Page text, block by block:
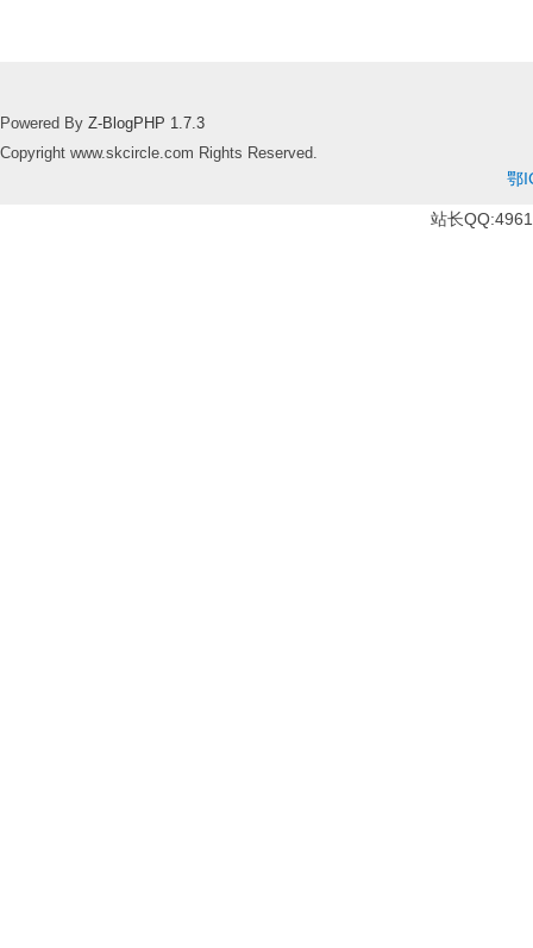
Powered By Z-BlogPHP 1.7.3
Copyright www.skcircle.com Rights Reserved.
鄂
站长